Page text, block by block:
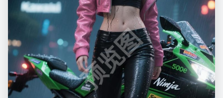
预览图